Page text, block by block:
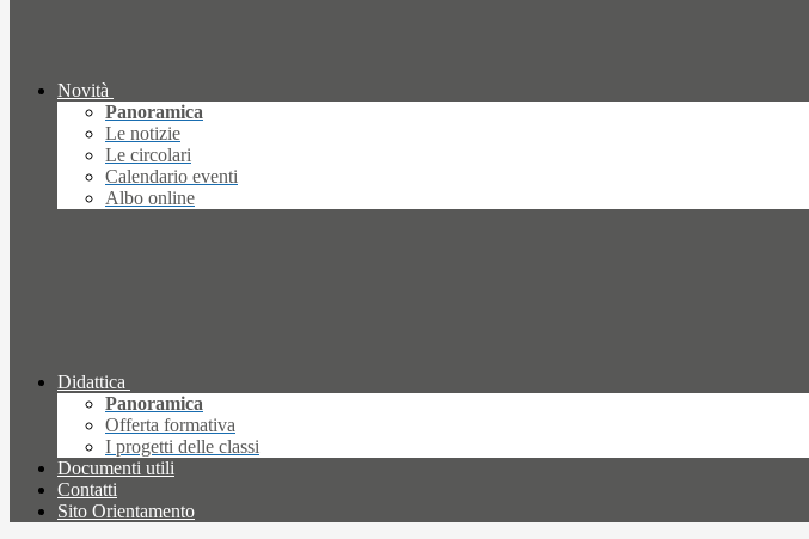
Novità
Panoramica
Le notizie
Le circolari
Calendario eventi
Albo online
Didattica
Panoramica
Offerta formativa
I progetti delle classi
Documenti utili
Contatti
Sito Orientamento